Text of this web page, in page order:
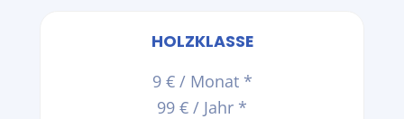
HOLZKLASSE
9 € / Monat *
99 € / Jahr *